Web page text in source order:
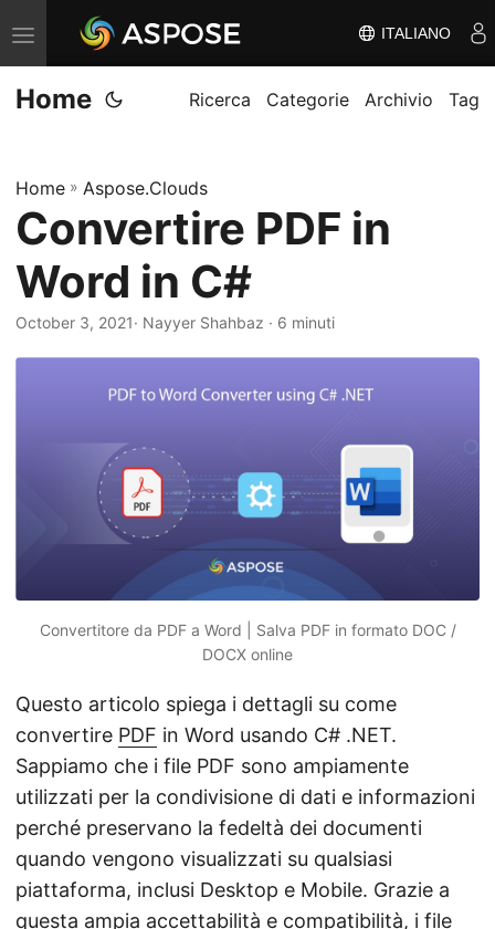
V
ä
x
n
a
i
g
ITALIANO
Home Ricerca Categorie Archivio Tag
Home » Aspose.Clouds
Convertire PDF in
Word in C#
October 3, 2021· Nayyer Shahbaz · 6 minuti
Convertitore da PDF a Word | Salva PDF in formato DOC /
DOCX online
Questo articolo spiega i dettagli su come
convertire PDF in Word usando C# .NET.
Sappiamo che i file PDF sono ampiamente
utilizzati per la condivisione di dati e informazioni
perché preservano la fedeltà dei documenti
quando vengono visualizzati su qualsiasi
piattaforma, inclusi Desktop e Mobile. Grazie a
questa ampia accettabilità e compatibilità, i file